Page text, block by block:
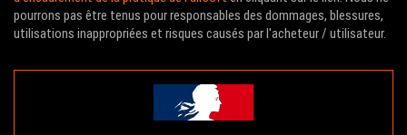
pourrons pas être tenus pour responsables des dommages, blessures,
utilisations inappropriées et risques causés par l'acheteur / utilisateur.